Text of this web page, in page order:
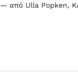
— από Ulla Popken,